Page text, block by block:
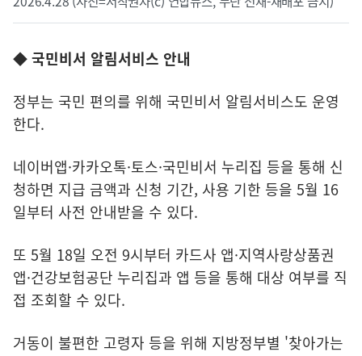
◆ 국민비서 알림서비스 안내
정부는 국민 편의를 위해 국민비서 알림서비스도 운영
한다.
네이버앱·카카오톡·토스·국민비서 누리집 등을 통해 신
청하면 지급 금액과 신청 기간, 사용 기한 등을 5월 16
일부터 사전 안내받을 수 있다.
또 5월 18일 오전 9시부터 카드사 앱·지역사랑상품권
앱·건강보험공단 누리집과 앱 등을 통해 대상 여부를 직
접 조회할 수 있다.
거동이 불편한 고령자 등을 위해 지방정부별 '찾아가는